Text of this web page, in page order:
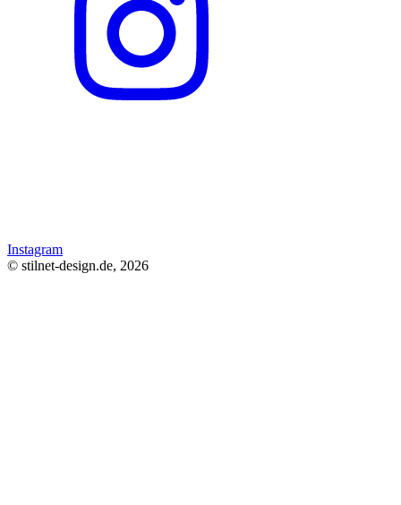
Instagram
© stilnet-design.de, 2026